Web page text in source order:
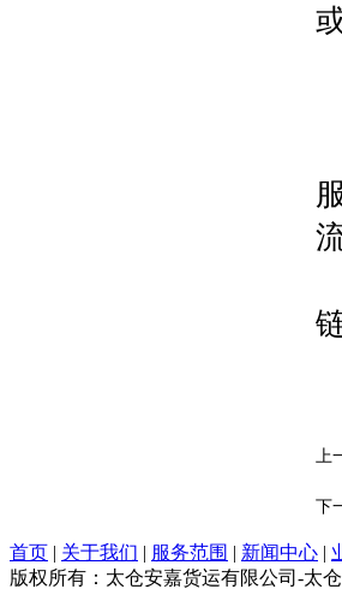
上
下
首页 | 关于我们 | 服务范围 | 新闻中心 |
版权所有：太仓安嘉货运有限公司-太